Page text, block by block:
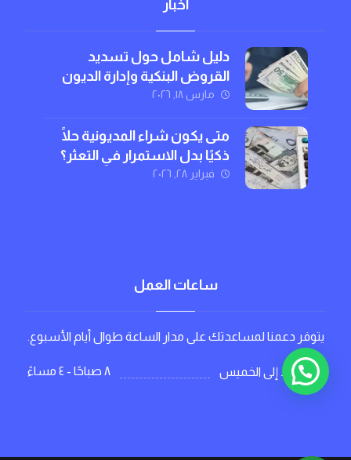
أخبار
دليل شامل حول تسديد
القروض البنكية وإدارة الديون
بذكاءمارس ١٨, ٢٠٢٦
متى يكون شراء المديونية حلًا
ذكيًا بدل الاستمرار في التعثر؟
فبراير ٢٨, ٢٠٢٦
ساعات العمل
يتوفر دعمنا لمساعدتك على مدار الساعة طوال أيام الأسبوع.
من الاحد إلى الخميس ٨ صباحًا - ٤ مساءً